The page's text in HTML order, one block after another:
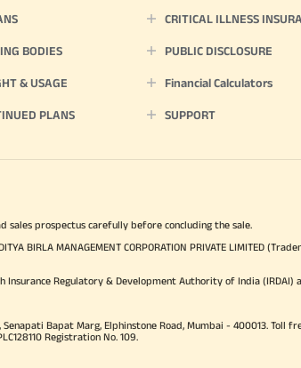
CRITICAL ILLNESS
BODIES PUBLIC DISCLOSURE
& USAGE Financial Calculators
PLANS SUPPORT
sales prospectus carefully before concluding the sale.
MANAGEMENT CORPORATION PRIVATE LIMITED
Regulatory & Development Authority of India (IRDAI)
Bapat Marg, Elphinstone Road, Mumbai - 400013. Toll
Registration No. 109.